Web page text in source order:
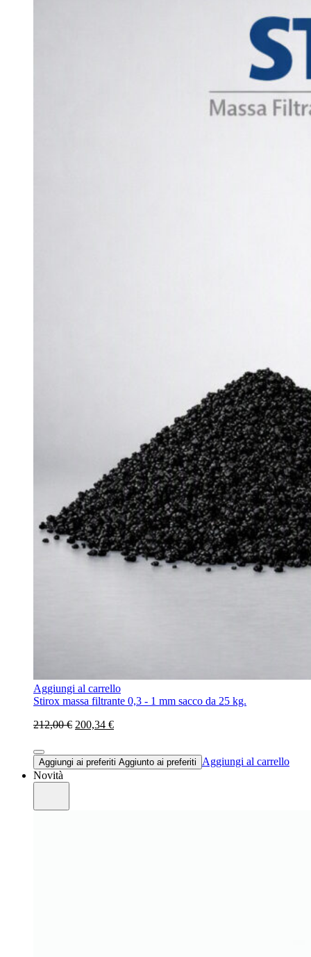
Aggiungi al carrello
Stirox massa filtrante 0,3 - 1 mm sacco da 25 kg.
212,00 € 200,34 €
Aggiungi ai preferiti Aggiunto ai preferiti
Aggiungi al carrello
Novità